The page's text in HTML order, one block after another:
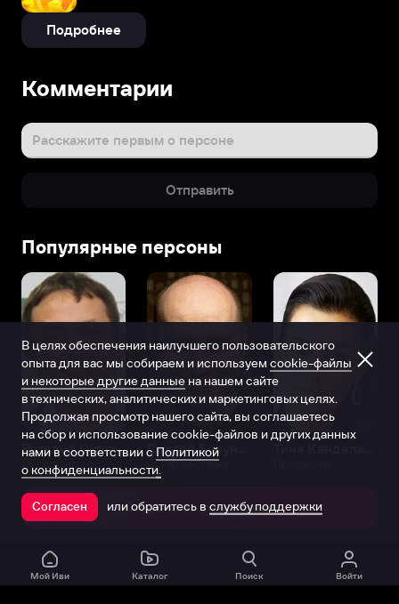
Подробнее
Комментарии
Расскажите первым о персоне
Отправить
Популярные персоны
Виталий Шляппо
Продюсер Актёр дубляжа
Открыть в приложении
Мой Иви Каталог Поиск Войти
В целях обеспечения наилучшего пользовательского
опыта для вас мы собираем и используем cookie-файлы
и некоторые другие данные на нашем сайте
в технических, аналитических и маркетинговых целях.
Продолжая просмотр нашего сайта, вы соглашаетесь
на сбор и использование cookie-файлов и других данных
нами в соответствии с Политикой
о конфиденциальности.
Согласен или обратитесь в службу поддержки